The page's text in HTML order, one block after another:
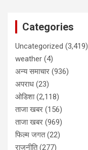
Categories
Uncategorized (3,419)
weather (4)
अन्य समाचार (936)
अपराध (23)
ओडिशा(2,118)
ताजा खबर (156)
ताजा खबर (969)
फिल्म जगत(22)
राजनीति(277)